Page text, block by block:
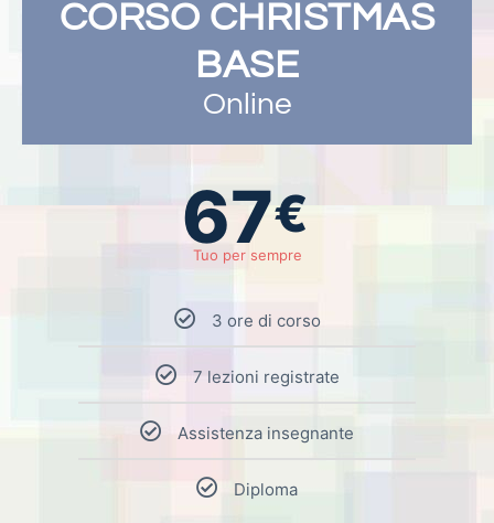
CORSO CHRISTMAS
BASE
Online
67€
Tuo per sempre
3 ore di corso
7 lezioni registrate
Assistenza insegnante
Diploma